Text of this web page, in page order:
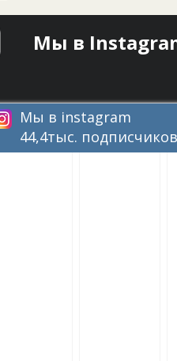
Мы в
Мы в instagram
44,4тыс. подписчиков